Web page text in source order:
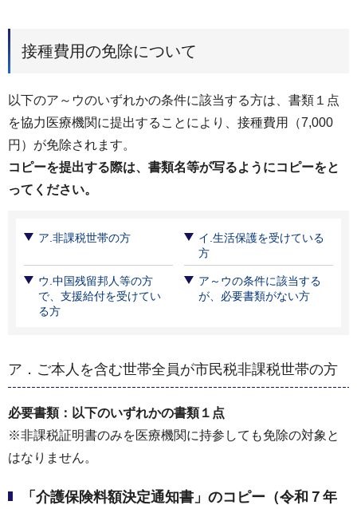
接種費用の免除について
以下のア～ウのいずれかの条件に該当する方は、書類１点
を協力医療機関に提出することにより、接種費用（7,000
円）が免除されます。
コピーを提出する際は、書類名等が写るようにコピーをと
ってください。
ア.非課税世帯の方
イ.生活保護を受けている
方
ウ.中国残留邦人等の方
で、支援給付を受けてい
る方
ア～ウの条件に該当する
が、必要書類がない方
ア．ご本人を含む世帯全員が市民税非課税世帯の方
必要書類：以下のいずれかの書類１点
※非課税証明書のみを医療機関に持参しても免除の対象と
はなりません。
「介護保険料額決定通知書」のコピー（令和７年